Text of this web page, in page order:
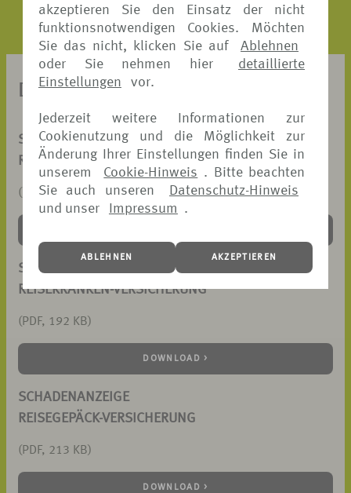
akzeptieren Sie den Einsatz der nicht
funktionsnotwendigen Cookies. Möchten
Sie das nicht, klicken Sie auf
Ablehnen
oder Sie nehmen hier
detaillierte
Einstellungen
vor.
Jederzeit weitere Informationen zur
Cookienutzung und die Möglichkeit zur
Änderung Ihrer Einstellungen finden Sie in
unserem
Cookie-Hinweis . Bitte beachten
Sie auch unseren
Datenschutz-Hinweis
und unser
Impressum .
ABLEHNEN AKZEPTIEREN
DOKUMENTE ZUM DOWNLOAD
SCHADENANZEIGE
REISERÜCKTRITT-VERSICHERUNG
(PDF, 326 KB)
SCHADENANZEIGE
REISEKRANKEN-VERSICHERUNG
(PDF, 192 KB)
DOWNLOAD >
SCHADENANZEIGE
REISEGEPÄCK-VERSICHERUNG
(PDF, 213 KB)
DOWNLOAD >